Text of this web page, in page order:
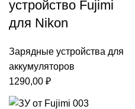
устройство Fujimi
для Nikon
Зарядные устройства для
аккумуляторов
1290,00 ₽